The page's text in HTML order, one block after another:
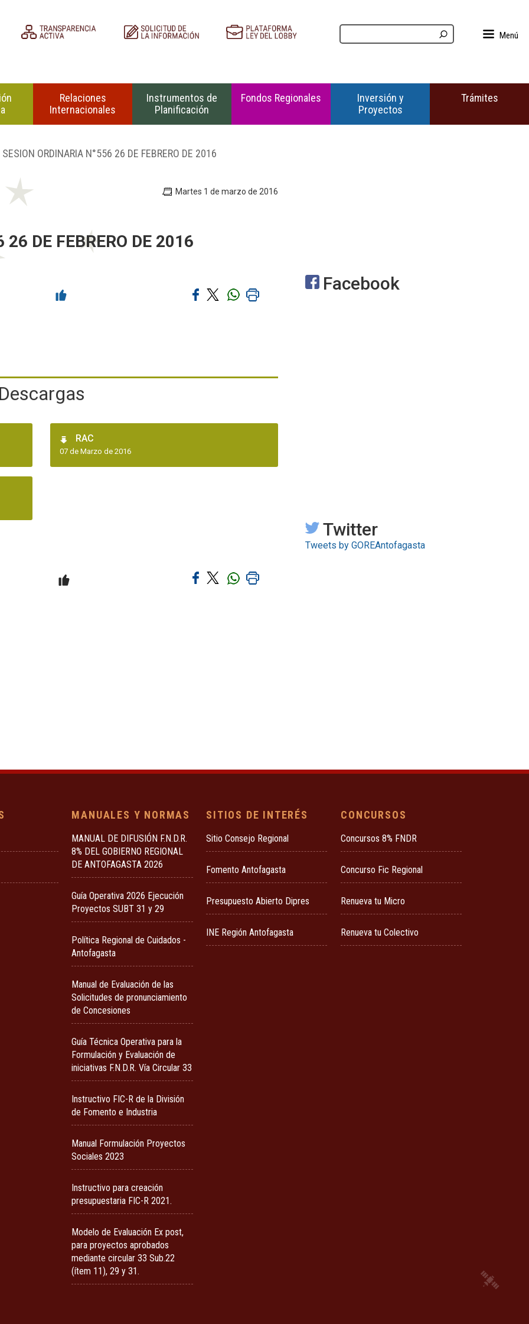
Menú
Relaciones
Internacionales
Instrumentos de
Planificación
Fondos Regionales
Inversión y
Proyectos
Trámites
ORDINARIA N°556 26 DE FEBRERO DE 2016
Martes 1 de marzo de 2016
DE FEBRERO DE 2016
Descargas
RAC
07 de Marzo de 2016
Facebook
Twitter
Tweets by GOREAntofagasta
MANUALES Y NORMAS
MANUAL DE DIFUSIÓN F.N.D.R.
8% DEL GOBIERNO REGIONAL
DE ANTOFAGASTA 2026
Guía Operativa 2026 Ejecución
Proyectos SUBT 31 y 29
Política Regional de Cuidados -
Antofagasta
Manual de Evaluación de las
Solicitudes de pronunciamiento
de Concesiones
Guía Técnica Operativa para la
Formulación y Evaluación de
iniciativas F.N.D.R. Vía Circular 33
Instructivo FIC-R de la División
de Fomento e Industria
Manual Formulación Proyectos
Sociales 2023
Instructivo para creación
presupuestaria FIC-R 2021.
Modelo de Evaluación Ex post,
para proyectos aprobados
mediante circular 33 Sub.22
(ítem 11), 29 y 31.
SITIOS DE INTERÉS
Sitio Consejo Regional
Fomento Antofagasta
Presupuesto Abierto Dipres
INE Región Antofagasta
CONCURSOS
Concursos 8% FNDR
Concurso Fic Regional
Renueva tu Micro
Renueva tu Colectivo